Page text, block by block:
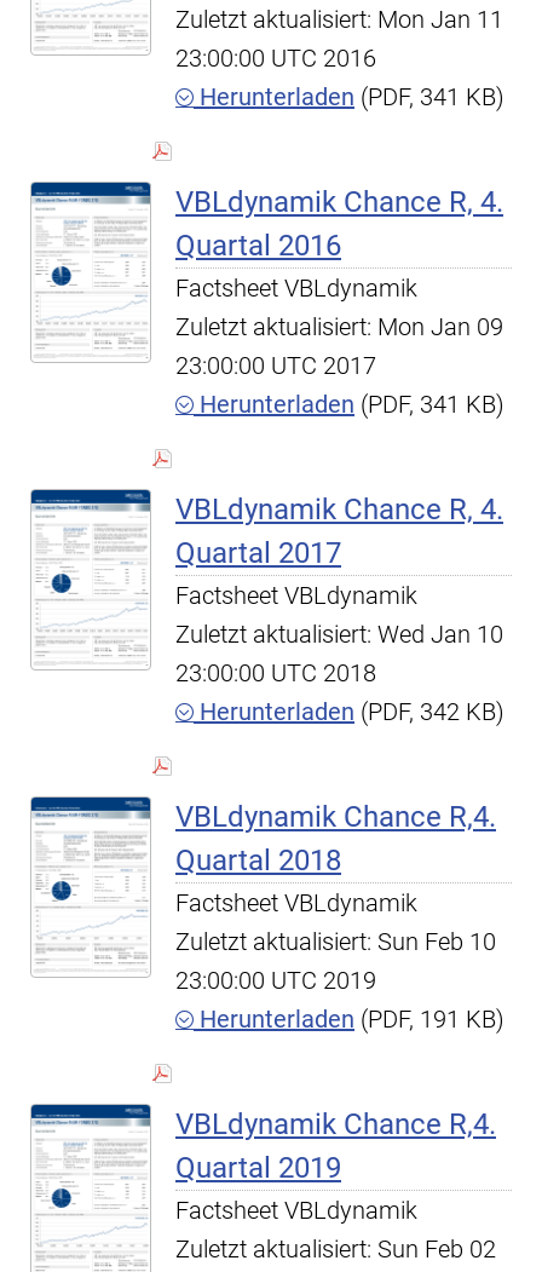
Zuletzt aktualisiert: Mon Jan 11
23:00:00 UTC 2016
Herunterladen (PDF, 341 KB)
VBLdynamik Chance R, 4.
Quartal 2016
Factsheet VBLdynamik
Zuletzt aktualisiert: Mon Jan 09
23:00:00 UTC 2017
Herunterladen (PDF, 341 KB)
VBLdynamik Chance R, 4.
Quartal 2017
Factsheet VBLdynamik
Zuletzt aktualisiert: Wed Jan 10
23:00:00 UTC 2018
Herunterladen (PDF, 342 KB)
VBLdynamik Chance R,4.
Quartal 2018
Factsheet VBLdynamik
Zuletzt aktualisiert: Sun Feb 10
23:00:00 UTC 2019
Herunterladen (PDF, 191 KB)
VBLdynamik Chance R,4.
Quartal 2019
Factsheet VBLdynamik
Zuletzt aktualisiert: Sun Feb 02